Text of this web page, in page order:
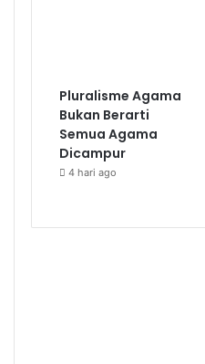
Pluralisme Agama
Bukan Berarti
Semua Agama
Dicampur
4 hari ago